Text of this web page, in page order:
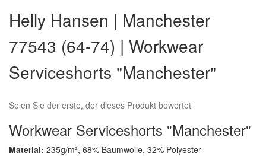
der
Bildergalerie
springen
Helly Hansen | Manchester
77543 (64-74) | Workwear
Serviceshorts "Manchester"
Seien Sie der erste, der dieses Produkt bewertet
Workwear Serviceshorts "Manchester"
Material: 235g/m², 68% Baumwolle, 32% Polyester